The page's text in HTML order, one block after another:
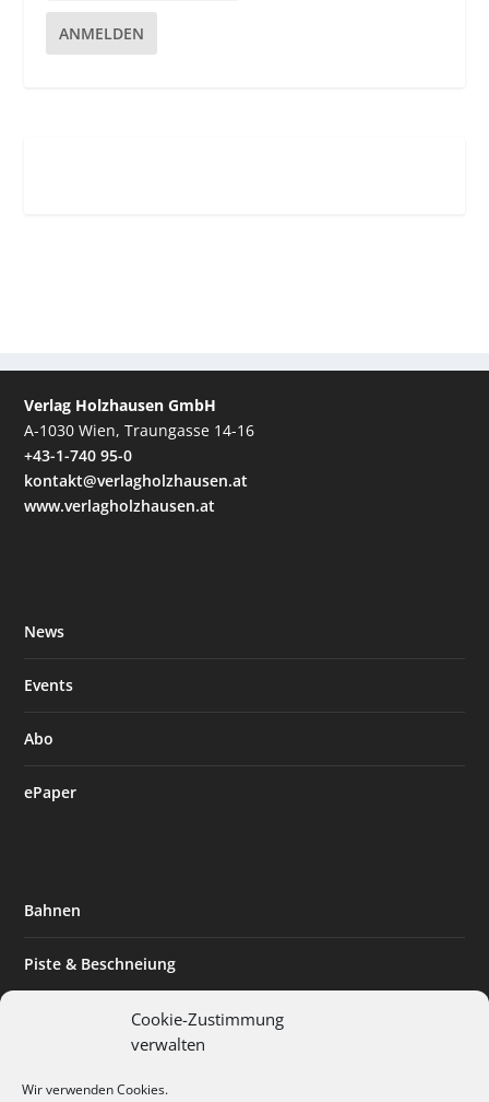
Cookie-Zustimmung
verwalten
Wir verwenden Cookies.
ANMELDEN
Verlag Holzhausen GmbH
A-1030 Wien, Traungasse 14-16
+43-1-740 95-0
kontakt@verlagholzhausen.at
www.verlagholzhausen.at
News
Events
Abo
ePaper
Bahnen
Piste & Beschneiung